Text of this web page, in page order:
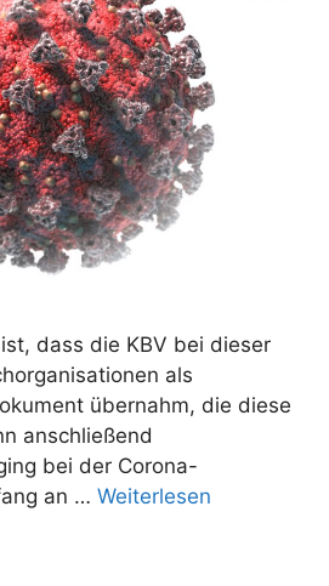
ist, dass die KBV bei dieser
als
übernahm, die diese
anschließend
bei der Corona-
an … Weiterlesen